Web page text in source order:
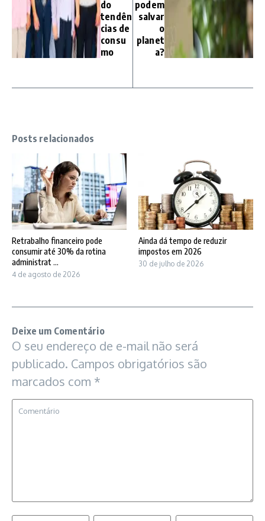
do
tendên
cias de
consu
mo
podem
salvar
o
planet
a?
Posts relacionados
Retrabalho financeiro pode
consumir até 30% da rotina
administrat ...
4 de agosto de 2026
Ainda dá tempo de reduzir
impostos em 2026
30 de julho de 2026
Deixe um Comentário
O seu endereço de e-mail não será
publicado. Campos obrigatórios são
marcados com *